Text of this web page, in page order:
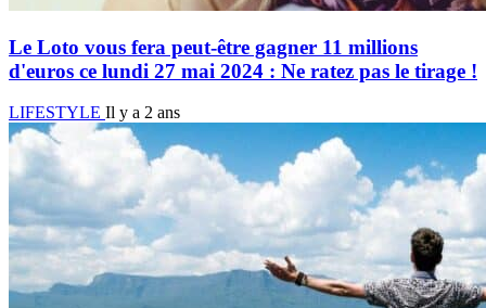
Le Loto vous fera peut-être gagner 11 millions
d'euros ce lundi 27 mai 2024 : Ne ratez pas le tirage !
LIFESTYLE Il y a 2 ans